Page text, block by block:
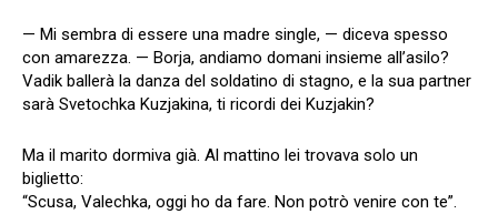
— Mi sembra di essere una madre single, — diceva spesso
con amarezza. — Borja, andiamo domani insieme all’asilo?
Vadik ballerà la danza del soldatino di stagno, e la sua partner
sarà Svetochka Kuzjakina, ti ricordi dei Kuzjakin?
Ma il marito dormiva già. Al mattino lei trovava solo un
biglietto:
“Scusa, Valechka, oggi ho da fare. Non potrò venire con te”.